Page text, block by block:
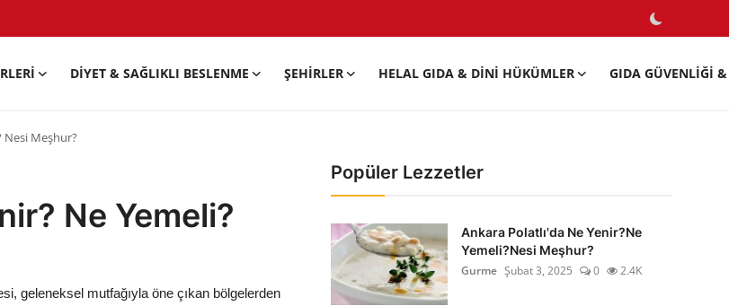
DIYET & SAĞLIKLI BESLENME ŞEHIRLER HELAL GIDA & DINI HÜKÜMLER GIDA GÜVENLIĞI
Nesi Meşhur?
Ne Yemeli?
geleneksel mutfağıyla öne çıkan bölgelerden
Popüler Lezzetler
Ankara Polatlı'da Ne Yenir?Ne
Yemeli?Nesi Meşhur?
Gurme Şubat 3, 2025 0 2.4K